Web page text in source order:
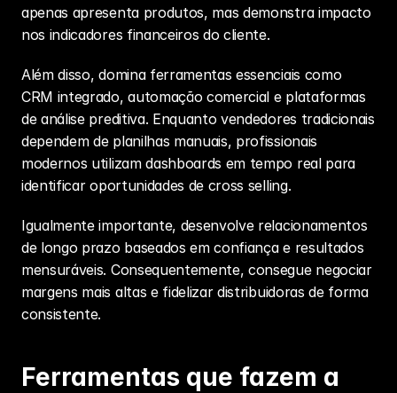
apenas apresenta produtos, mas demonstra impacto
nos indicadores financeiros do cliente.
Além disso, domina ferramentas essenciais como
CRM integrado, automação comercial e plataformas
de análise preditiva. Enquanto vendedores tradicionais
dependem de planilhas manuais, profissionais
modernos utilizam dashboards em tempo real para
identificar oportunidades de cross selling.
Igualmente importante, desenvolve relacionamentos
de longo prazo baseados em confiança e resultados
mensuráveis. Consequentemente, consegue negociar
margens mais altas e fidelizar distribuidoras de forma
consistente.
Ferramentas que fazem a